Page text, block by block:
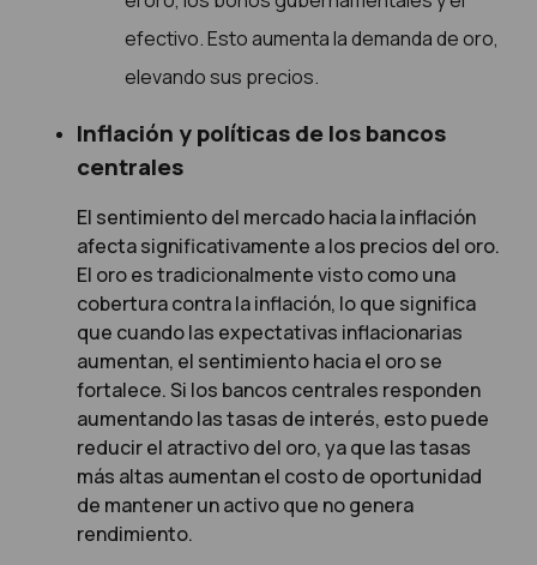
efectivo. Esto aumenta la demanda de oro,
elevando sus precios.
Inflación y políticas de los bancos
centrales
El sentimiento del mercado hacia la inflación
afecta significativamente a los precios del oro.
El oro es tradicionalmente visto como una
cobertura contra la inflación, lo que significa
que cuando las expectativas inflacionarias
aumentan, el sentimiento hacia el oro se
fortalece. Si los bancos centrales responden
aumentando las tasas de interés, esto puede
reducir el atractivo del oro, ya que las tasas
más altas aumentan el costo de oportunidad
de mantener un activo que no genera
rendimiento.